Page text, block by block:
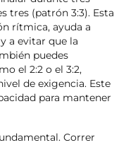
tres (patrón 3:3). Esta
rítmica, ayuda a
a evitar que la
puedes
el 2:2 o el 3:2,
de exigencia. Este
para mantener
Correr